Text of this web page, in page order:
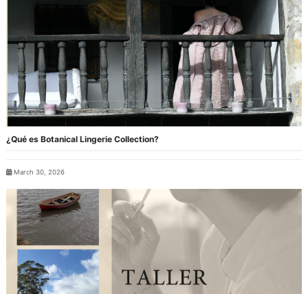
¿Qué es Botanical Lingerie Collection?
March 30, 2026